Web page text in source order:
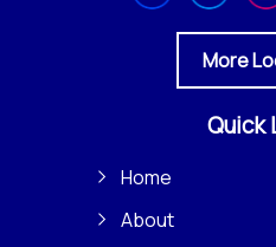
More
Quick
Home
About